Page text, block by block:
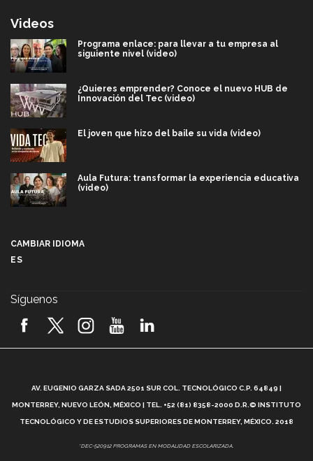
Videos
Programa enlace: para llevar a tu empresa al
siguiente nivel (video)
¿Quieres emprender? Conoce el nuevo HUB de
Innovación del Tec (video)
El joven que hizo del baile su vida (video)
Aula Futura: transformar la experiencia educativa
(video)
2026! (video)
¿Cómo es el Modelo Educativo Tec? (video)
Vida Tec: Feminismo e Inteligencia Artificial, Paola
CAMBIAR IDIOMA
ES
Síguenos
AV. EUGENIO GARZA SADA 2501 SUR COL. TECNOLÓGICO C.P. 64849 |
MONTERREY, NUEVO LEÓN, MÉXICO | TEL. +52 (81) 8358-2000 D.R.© INSTITUTO
TECNOLÓGICO Y DE ESTUDIOS SUPERIORES DE MONTERREY, MÉXICO. 2018
*DEC-520912 PROGRAMAS EN MODALIDAD ESCOLARIZADA.